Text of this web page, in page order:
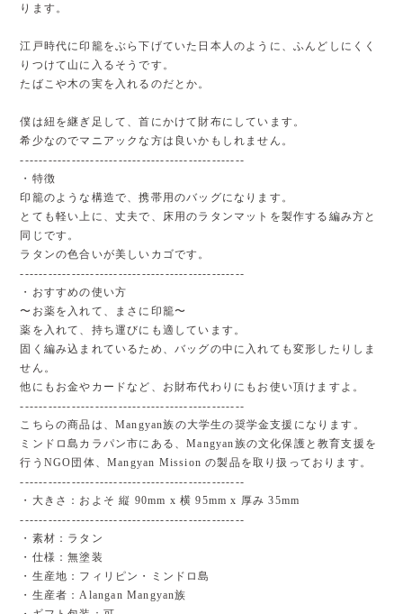
ります。
江戸時代に印籠をぶら下げていた日本人のように、ふんどしにくく
りつけて山に入るそうです。
たばこや木の実を入れるのだとか。
僕は紐を継ぎ足して、首にかけて財布にしています。
希少なのでマニアックな方は良いかもしれません。
------------------------------------------------
・特徴
印籠のような構造で、携帯用のバッグになります。
とても軽い上に、丈夫で、床用のラタンマットを製作する編み方と
同じです。
ラタンの色合いが美しいカゴです。
------------------------------------------------
・おすすめの使い方
〜お薬を入れて、まさに印籠〜
薬を入れて、持ち運びにも適しています。
固く編み込まれているため、バッグの中に入れても変形したりしま
せん。
他にもお金やカードなど、お財布代わりにもお使い頂けますよ。
------------------------------------------------
こちらの商品は、Mangyan族の大学生の奨学金支援になります。
ミンドロ島カラパン市にある、Mangyan族の文化保護と教育支援を
行うNGO団体、Mangyan Mission の製品を取り扱っております。
------------------------------------------------
・大きさ：およそ 縦 90mm x 横 95mm x 厚み 35mm
------------------------------------------------
・素材：ラタン
・仕様：無塗装
・生産地：フィリピン・ミンドロ島
・生産者：Alangan Mangyan族